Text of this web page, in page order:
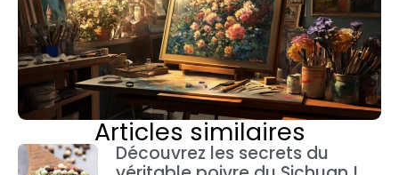
Articles similaires
Découvrez les secrets du